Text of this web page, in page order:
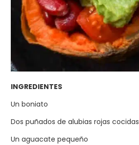
INGREDIENTES
Un boniato
Dos puñados de alubias rojas cocidas
Un aguacate pequeño